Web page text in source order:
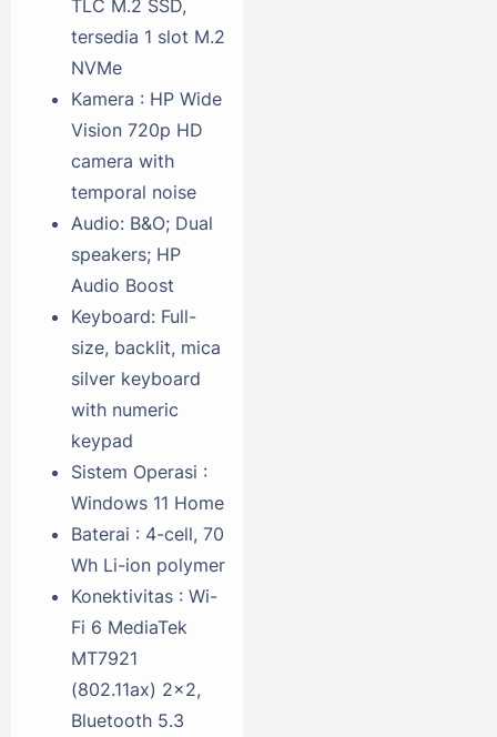
TLC M.2 SSD,
tersedia 1 slot M.2
NVMe
Kamera : HP Wide
Vision 720p HD
camera with
temporal noise
Audio: B&O; Dual
speakers; HP
Audio Boost
Keyboard: Full-
size, backlit, mica
silver keyboard
with numeric
keypad
Sistem Operasi :
Windows 11 Home
Baterai : 4-cell, 70
Wh Li-ion polymer
Konektivitas : Wi-
Fi 6 MediaTek
MT7921
(802.11ax) 2x2,
Bluetooth 5.3